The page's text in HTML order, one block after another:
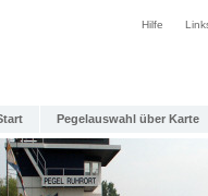
Hilfe
Pegelauswahl über Karte